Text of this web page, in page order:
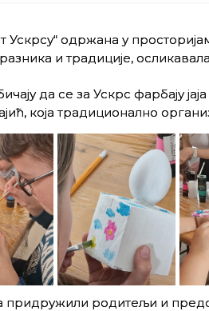
одржана у
и традиције,
да се за Ускрс фарбају
која традиционално
родитељи и